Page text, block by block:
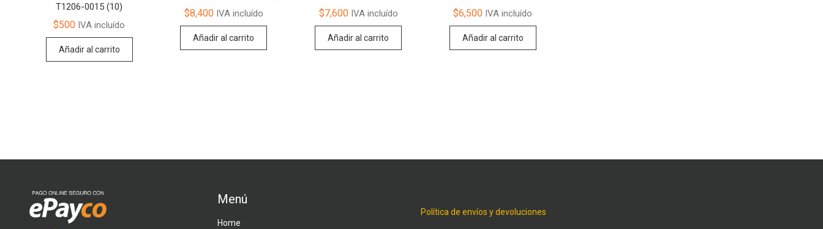
T1206-0015 (10)
$500 IVA incluído
Añadir al carrito
$8,400IVA incluído
Añadir al carrito
$7,600IVA incluído
Añadir al carrito
$6,500 IVA incluído
Añadir al carrito
Menú
Home
Política de envíos y devoluciones